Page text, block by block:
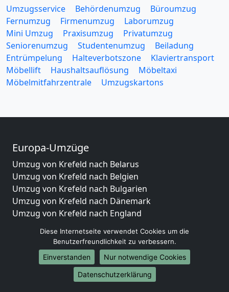
Umzugsservice Behördenumzug
Büroumzug
Fernumzug
Firmenumzug
Laborumzug
Mini Umzug
Praxisumzug
Privatumzug
Seniorenumzug
Studentenumzug
Beiladung
Entrümpelung
Halteverbotszone
Klaviertransport
Möbellift
Haushaltsauflösung
Möbeltaxi
Möbelmitfahrzentrale
Umzugskartons
Europa-Umzüge
Umzug von Krefeld nach Belarus
Umzug von Krefeld nach Belgien
Umzug von Krefeld nach Bulgarien
Umzug von Krefeld nach Dänemark
Umzug von Krefeld nach England
Umzug von Krefeld nach Bosnien und Herzegowina
Umzug von Krefeld nach Irland
Umzug von Krefeld nach Lettland
Umzug von Krefeld nach Zypern
Diese Internetseite verwendet Cookies um die
Benutzerfreundlichkeit zu verbessern.
Einverstanden
Nur notwendige Cookies
Datenschutzerklärung